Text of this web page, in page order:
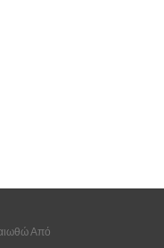
Από